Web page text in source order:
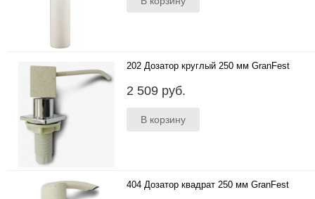
202 Дозатор круглый 250 мм GranFest
250мл...
2 509 руб.
404 Дозатор квадрат 250 мм GranFest